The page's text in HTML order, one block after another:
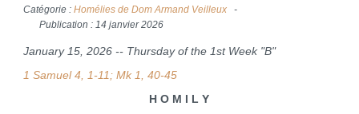
Catégorie : Homélies de Dom Armand Veilleux
Publication : 14 janvier 2026
January 15, 2026 -- Thursday of the 1st Week "B"
1 Samuel 4, 1-11; Mk 1, 40-45
H O M I L Y